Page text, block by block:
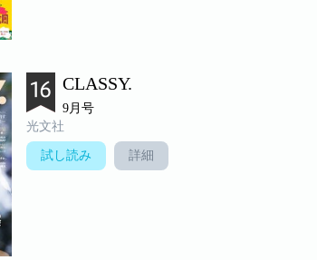
CLASSY.
9月号
光文社
試し読み 詳細